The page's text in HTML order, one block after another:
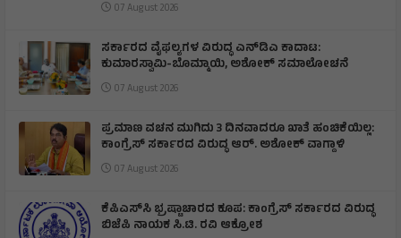
07 August 2026
ಸರ್ಕಾರದ ವೈಫಲ್ಯಗಳ ವಿರುದ್ಧ ಎನ್‌ಡಿಎ ಕಾದಾಟ:
ಕುಮಾರಸ್ವಾಮಿ-ಬೊಮ್ಮಾಯಿ, ಅಶೋಕ್ ಸಮಾಲೋಚನೆ
07 August 2026
ಪ್ರಮಾಣ ವಚನ ಮುಗಿದು 3 ದಿನವಾದರೂ ಖಾತೆ ಹಂಚಿಕೆಯಿಲ್ಲ:
ಕಾಂಗ್ರೆಸ್ ಸರ್ಕಾರದ ವಿರುದ್ಧ ಆರ್‌. ಅಶೋಕ್ ವಾಗ್ದಾಳಿ
07 August 2026
ಕೆಪಿಎಸ್‌ಸಿ ಭ್ರಷ್ಟಾಚಾರದ ಕೂಪ: ಕಾಂಗ್ರೆಸ್ ಸರ್ಕಾರದ ವಿರುದ್ಧ
ಬಿಜೆಪಿ ನಾಯಕ ಸಿ.ಟಿ. ರವಿ ಆಕ್ರೋಶ